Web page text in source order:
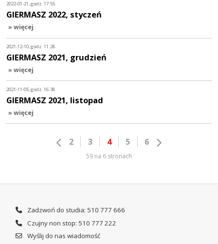
2022-01-21, godz. 17:55
GIERMASZ 2022, styczeń
» więcej
2021-12-10, godz. 11:28
GIERMASZ 2021, grudzień
» więcej
2021-11-05, godz. 16:38
GIERMASZ 2021, listopad
» więcej
2 3 4 5 6
59 na 6 stronach
Zadzwoń do studia: 510 777 666
Czujny non stop: 510 777 222
Wyślij do nas wiadomość